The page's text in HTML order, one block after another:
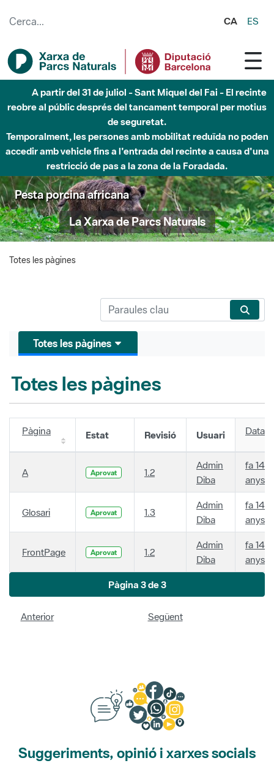
CA ES
A partir del 31 de juliol - Sant Miquel del Fai - El recinte
reobre al públic després del tancament temporal per motius
de seguretat.
Temporalment, les persones amb mobilitat reduïda no poden
accedir amb vehicle fins a l'entrada del recinte a causa d'una
restricció de pas a la zona de la Foradada.
Pesta porcina africana
La Xarxa de Parcs Naturals
Totes les pàgines
Totes les pàgines
Totes les pàgines
Pàgina Estat Revisió Usuari Data
A Aprovat 1.2
Admin
Diba
fa 14
anys
Glosari Aprovat 1.3
Admin
Diba
fa 14
anys
FrontPage Aprovat 1.2
Admin
Diba
fa 14
anys
Pàgina 3 de 3
Anterior Següent
Suggeriments, opinió i xarxes socials